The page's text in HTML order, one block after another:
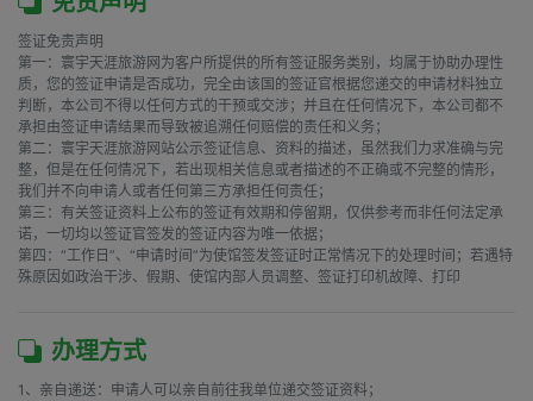
签证免责声明
第一：寰宇天涯旅游网为客户所提供的所有签证服务类别，均属于协助办理性
质，您的签证申请是否成功，完全由该国的签证官根据您递交的申请材料独立
判断，本公司不得以任何方式的干预或交涉；并且在任何情况下，本公司都不
承担由签证申请结果而导致被追溯任何赔偿的责任和义务；
第二：寰宇天涯旅游网站公示签证信息、资料的描述，虽然我们力求准确与完
整，但是在任何情况下，若出现相关信息或者描述的不正确或不完整的情形，
我们并不向申请人或者任何第三方承担任何责任；
第三：有关签证资料上公布的签证有效期和停留期，仅供参考而非任何法定承
诺，一切均以签证官签发的签证内容为唯一依据；
第四：“工作日”、“申请时间”为使馆签发签证时正常情况下的处理时间；若遇特
殊原因如政治干涉、假期、使馆内部人员调整、签证打印机故障、打印
办理方式
1、亲自递送：申请人可以亲自前往我单位递交签证资料；